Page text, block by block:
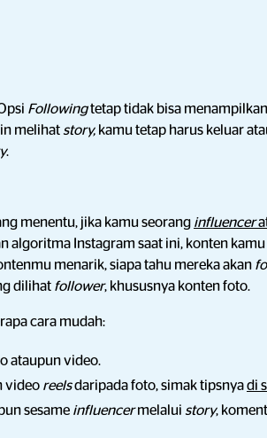
Followingtetap tidak bisa
melihat story, kamu tetap harus keluar
.
menentu, jika kamu seorang influencer
algoritma Instagram saat ini, konten
menarik, siapa tahu mereka akan
dilihat follower, khususnya konten foto.
cara mudah:
ataupun video.
video reelsdaripada foto, simak tipsnyadi
sesame influencermelalui story,